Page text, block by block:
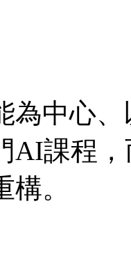
中心、
AI課程
。